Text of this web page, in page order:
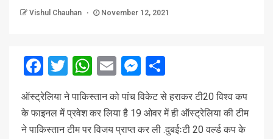
Vishul Chauhan November 12, 2021
Facebook
Twitter
WhatsApp
EmailMessenger
ऑस्ट्रेलिया ने पाकिस्तान को पांच विकेट से हराकर टी20 विश्व कप
के फाइनल में प्रवेश कर लिया है 19 ओवर में ही ऑस्ट्रेलिया की टीम
ने पाकिस्तान टीम पर विजय प्राप्त कर ली .दुबईःटी 20 वर्ल्ड कप के